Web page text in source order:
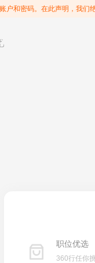
户和密码。在此声明，我们
职位优选
360行任你